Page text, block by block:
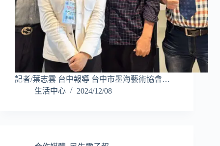
記者/葉志雲 台中報導 台中市墨海藝術協會…
生活中心
2024/12/08